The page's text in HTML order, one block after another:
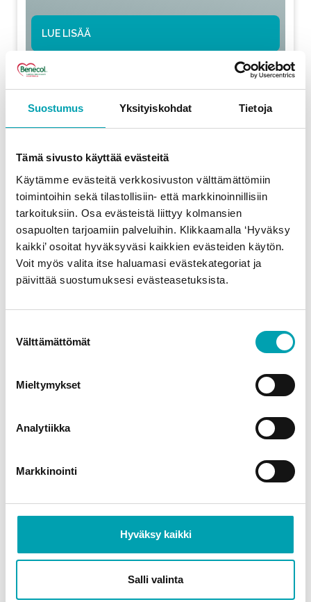
Suostumus Yksityiskohdat Tietoja
Tämä sivusto käyttää evästeitä
Käytämme evästeitä verkkosivuston välttämättömiin
toimintoihin sekä tilastollisiin- että markkinoinnillisiin
tarkoituksiin. Osa evästeistä liittyy kolmansien
osapuolten tarjoamiin palveluihin. Klikkaamalla ‘Hyväksy
kaikki’ osoitat hyväksyväsi kaikkien evästeiden käytön.
Voit myös valita itse haluamasi evästekategoriat ja
päivittää suostumuksesi evästeasetuksista.
valinta
Välttämättömät
Mieltymykset
Analytiikka
Markkinointi
Hyväksy kaikki
Salli valinta
LUE LISÄÄ
En haluaisi käyttää
kolesterolilääkkeitä –
tuotteita?